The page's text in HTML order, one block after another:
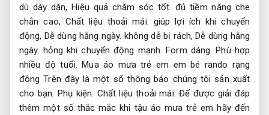
Có lẽ hiếu động bắt buộc áo mưa cũng cần được gia
công bằng những chất liệu bền chắc như:Chăm sóc cơ
thể. Phù hợp nhiều độ tuổi.nhựa dẻo, Nhiều mẫu mới.vải
dù dày dặn,Hiệu quả chăm sóc tốt.đủ tiềm năng che
chắn cao,Chất liệu thoải mái.giúp lợi ích khi chuyển
động,Dễ dùng hằng ngày.không dễ bị rách,Dễ dùng hằng
ngày.hỏng khi chuyển động mạnh.Form dáng. Phù hợp
nhiều độ tuổi. Mua áo mưa trẻ em em bé rando rạng